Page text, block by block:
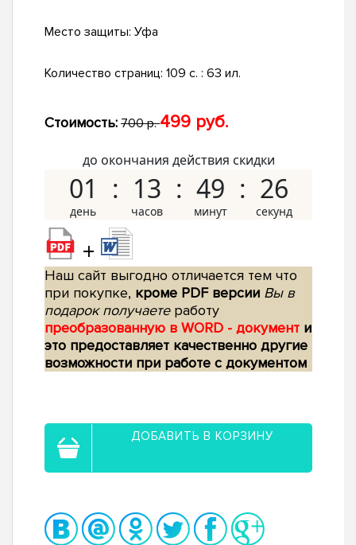
Место защиты: Уфа
Количество страниц: 109 с. : 63 ил.
Стоимость: 700 р.499 руб.
до окончания действия скидки
01 13 49 25
+
Наш сайт выгодно отличается тем что
при покупке, кроме PDF версии Вы в
подарок получаетеработу
преобразованную в WORD - документ и
это предоставляет качественно другие
возможности при работе с документом
ДОБАВИТЬ В КОРЗИНУ